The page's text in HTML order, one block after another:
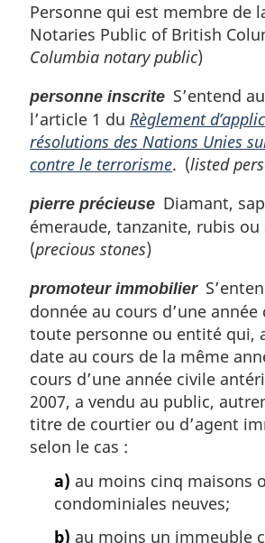
Personne qui est membre de
Notaries Public of British
Columbia notary public)
personne inscrite S’entend
l’article 1 du Règlement
résolutions des Nations Unies
contre le terrorisme. (listed
pierre précieuse Diamant,
émeraude, tanzanite, rubis
(precious stones)
promoteur immobilier
donnée au cours d’une année
toute personne ou entité qui,
date au cours de la même
cours d’une année civile
2007, a vendu au public,
titre de courtier ou d’agent
selon le cas :
a) au moins cinq maisons
condominiales neuves;
b) au moins un immeuble